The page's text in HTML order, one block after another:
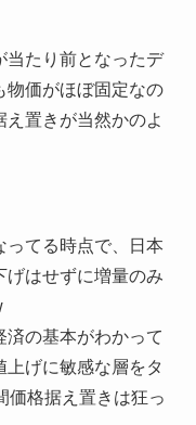
当たり前となったデ
物価がほぼ固定なの
置きが当然かのよ
ってる時点で、日本
げはせずに増量のみ
の基本がわかって
上げに敏感な層をタ
価格据え置きは狂っ